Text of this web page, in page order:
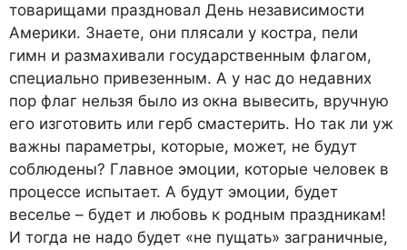
товарищами праздновал День независимости
Америки. Знаете, они плясали у костра, пели
гимн и размахивали государственным флагом,
специально привезенным. А у нас до недавних
пор флаг нельзя было из окна вывесить, вручную
его изготовить или герб смастерить. Но так ли уж
важны параметры, которые, может, не будут
соблюдены? Главное эмоции, которые человек в
процессе испытает. А будут эмоции, будет
веселье – будет и любовь к родным праздникам!
И тогда не надо будет «не пущать» заграничные,